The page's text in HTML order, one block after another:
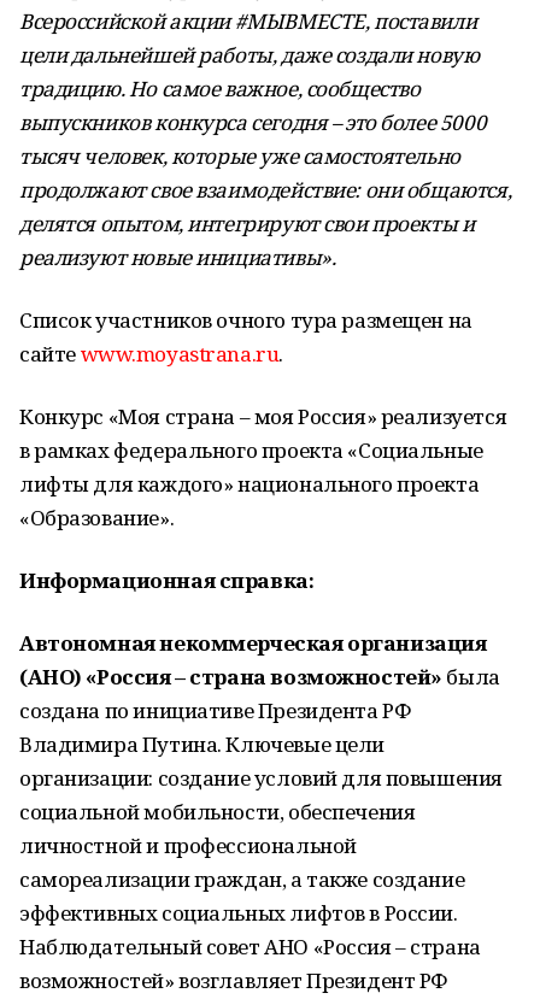
Всероссийской акции #МЫВМЕСТЕ, поставили
цели дальнейшей работы, даже создали новую
традицию. Но самое важное, сообщество
выпускников конкурса сегодня – это более 5000
тысяч человек, которые уже самостоятельно
продолжают свое взаимодействие: они общаются,
делятся опытом, интегрируют свои проекты и
реализуют новые инициативы».
Список участников очного тура размещен на
сайтеwww.moyastrana.ru.
Конкурс «Моя страна – моя Россия» реализуется
в рамках федерального проекта «Социальные
лифты для каждого» национального проекта
«Образование».
Информационная справка:
Автономная некоммерческая организация
(АНО) «Россия – страна возможностей» была
создана по инициативе Президента РФ
Владимира Путина. Ключевые цели
организации: создание условий для повышения
социальной мобильности, обеспечения
личностной и профессиональной
самореализации граждан, а также создание
эффективных социальных лифтов в России.
Наблюдательный совет АНО «Россия – страна
возможностей» возглавляет Президент РФ